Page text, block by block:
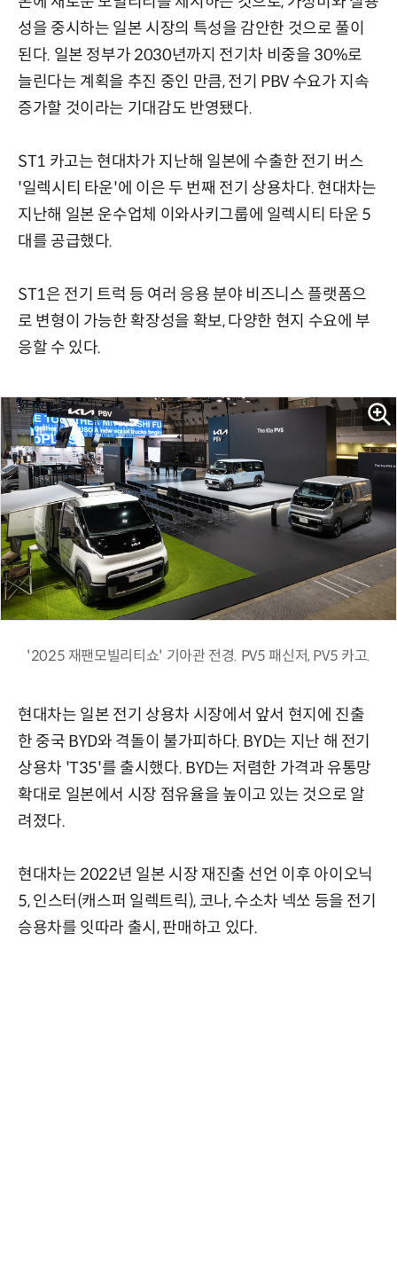
성을 중시하는 일본 시장의 특성을 감안한 것으로 풀이
된다. 일본 정부가 2030년까지 전기차 비중을 30%로
늘린다는 계획을 추진 중인 만큼, 전기 PBV 수요가 지속
증가할 것이라는 기대감도 반영됐다.
ST1 카고는 현대차가 지난해 일본에 수출한 전기 버스
'일렉시티 타운'에 이은 두 번째 전기 상용차다. 현대차는
지난해 일본 운수업체 이와사키그룹에 일렉시티 타운 5
대를 공급했다.
ST1은 전기 트럭 등 여러 응용 분야 비즈니스 플랫폼으
로 변형이 가능한 확장성을 확보, 다양한 현지 수요에 부
응할 수 있다.
'2025 재팬모빌리티쇼' 기아관 전경. PV5 패신저, PV5 카고.
현대차는 일본 전기 상용차 시장에서 앞서 현지에 진출
한 중국 BYD와 격돌이 불가피하다. BYD는 지난 해 전기
상용차 'T35'를 출시했다. BYD는 저렴한 가격과 유통망
확대로 일본에서 시장 점유율을 높이고 있는 것으로 알
려졌다.
현대차는 2022년 일본 시장 재진출 선언 이후 아이오닉
5, 인스터(캐스퍼 일렉트릭), 코나, 수소차 넥쏘 등을 전기
승용차를 잇따라 출시, 판매하고 있다.